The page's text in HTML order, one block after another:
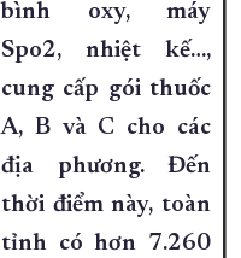
bình oxy, máy
Spo2, nhiệt kế…,
cung cấp gói thuốc
A, B và C cho các
địa phương. Đến
thời điểm này, toàn
tỉnh có hơn 7.260